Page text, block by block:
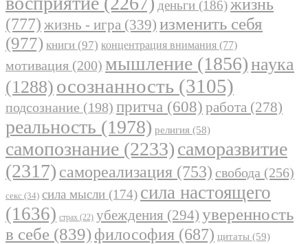
деньги (186)
(777) жизнь - игра (339) изменить себя
(977) книги (97) концентрация внимания (77)
мотивация (200) мышление (1856)наука
(1288) осознанность (3105)
подсознание (198) притча (608) работа (278)
реальность (1978) религия (58)
самопознание (2233)саморазвитие
(2317) самореализация (753) свобода (256)
секс (34) сила мысли (174) сила настоящего
(1636) страх (22) убеждения (294) уверенность
в себе (839) философия (687) цитаты (59)